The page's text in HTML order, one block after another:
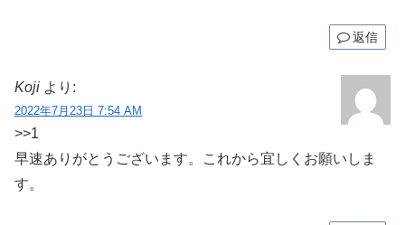
返信
Koji より:
2022年7月23日 7:54 AM
>>1
早速ありがとうございます。これから宜しくお願いしま
す。